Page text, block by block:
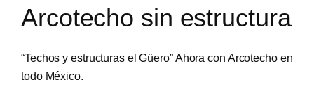
Arcotecho sin estructura
“Techos y estructuras el Güero” Ahora con Arcotecho en
todo México.